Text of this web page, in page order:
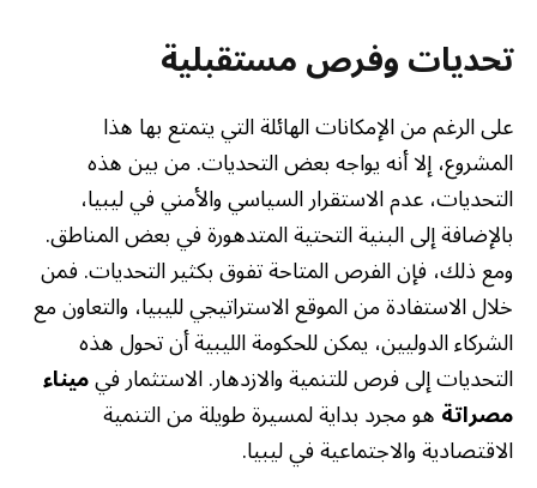
تحديات وفرص مستقبلية
على الرغم من الإمكانات الهائلة التي يتمتع بها هذا
المشروع، إلا أنه يواجه بعض التحديات. من بين هذه
التحديات، عدم الاستقرار السياسي والأمني في ليبيا،
بالإضافة إلى البنية التحتية المتدهورة في بعض المناطق.
ومع ذلك، فإن الفرص المتاحة تفوق بكثير التحديات. فمن
خلال الاستفادة من الموقع الاستراتيجي لليبيا، والتعاون مع
الشركاء الدوليين، يمكن للحكومة الليبية أن تحول هذه
التحديات إلى فرص للتنمية والازدهار. الاستثمار فيميناء
مصراتةهو مجرد بداية لمسيرة طويلة من التنمية
الاقتصادية والاجتماعية في ليبيا.